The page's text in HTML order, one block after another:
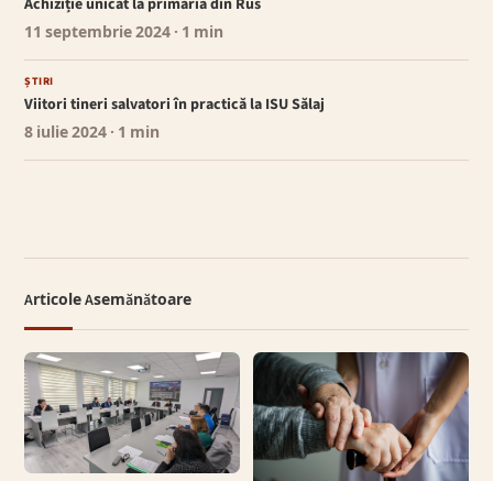
Achiziție unicat la primăria din Rus
11 septembrie 2024 · 1 min
ȘTIRI
Viitori tineri salvatori în practică la ISU Sălaj
8 iulie 2024 · 1 min
Articole Asemănătoare